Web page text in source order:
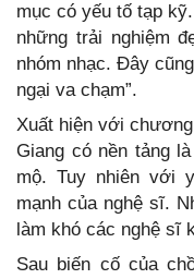
mục có yếu tố tạp
những trải nghiệm
nhóm nhạc. Đây
ngại va chạm”.
Xuất hiện với
Giang có nền tảng
mộ. Tuy nhiên với
mạnh của nghệ sĩ.
làm khó các nghệ sĩ
Sau biến cố của